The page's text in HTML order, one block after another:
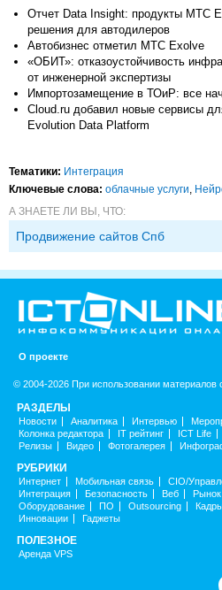
Отчет Data Insight: продукты МТС
решения для автодилеров
Автобизнес отметил МТС Exolve
«ОБИТ»: отказоустойчивость
от инженерной экспертизы
Импортозамещение в ТОиР: все
Cloud.ru добавил новые сервисы
Evolution Data Platform
Тематики: Интеграция
Ключевые слова: облачные услуги,
А ЗНАЕТЕ ЛИ ВЫ, ЧТО:
Продвижение сайтов Спб
О проекте
© 2004-2026 При использовании материалов
РАЗДЕЛЫ
Новости Аналитика Интервью
Колонка редактора
IT рейтинг ICT Life
Релизы
Видео Фотогалерея
РУБРИКИ
Интернет Мобильная связь CIO/
Интеграция
Безопасность Веб
Оборудование
ПО Outsourcing
Инновации
Гаджеты
ПОЛЕЗНОЕ
Аренда VPS